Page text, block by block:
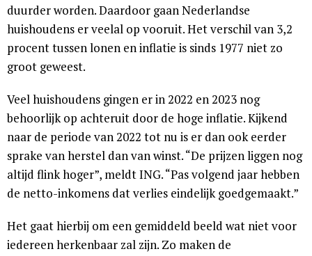
duurder worden. Daardoor gaan Nederlandse
huishoudens er veelal op vooruit. Het verschil van 3,2
procent tussen lonen en inflatie is sinds 1977 niet zo
groot geweest.
Veel huishoudens gingen er in 2022 en 2023 nog
behoorlijk op achteruit door de hoge inflatie. Kijkend
naar de periode van 2022 tot nu is er dan ook eerder
sprake van herstel dan van winst. “De prijzen liggen nog
altijd flink hoger”, meldt ING. “Pas volgend jaar hebben
de netto-inkomens dat verlies eindelijk goedgemaakt.”
Het gaat hierbij om een gemiddeld beeld wat niet voor
iedereen herkenbaar zal zijn. Zo maken de